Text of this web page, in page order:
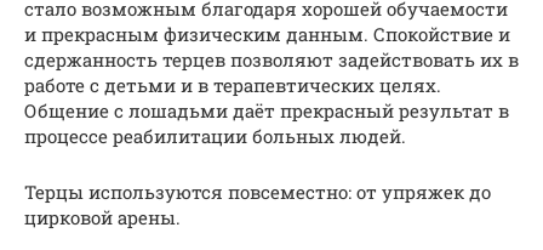
стало возможным благодаря хорошей обучаемости
и прекрасным физическим данным. Спокойствие и
сдержанность терцев позволяют задействовать их в
работе с детьми и в терапевтических целях.
Общение с лошадьми даёт прекрасный результат в
процессе реабилитации больных людей.
Терцы используются повсеместно: от упряжек до
цирковой арены.